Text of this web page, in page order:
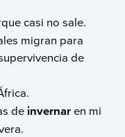
casi no sale.
migran para
de
de invernaren mi